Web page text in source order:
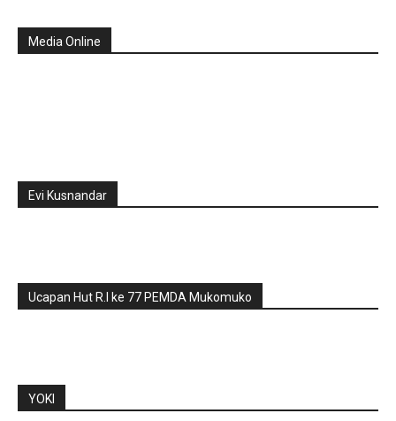
Media Online
Evi Kusnandar
Ucapan Hut R.I ke 77 PEMDA Mukomuko
YOKI